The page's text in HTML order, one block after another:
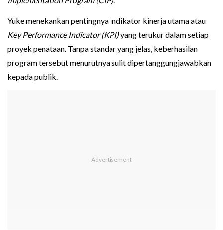
Yuke menekankan pentingnya indikator kinerja utama atau
Key Performance Indicator (KPI)yang terukur dalam setiap
proyek penataan. Tanpa standar yang jelas, keberhasilan
program tersebut menurutnya sulit dipertanggungjawabkan
kepada publik.